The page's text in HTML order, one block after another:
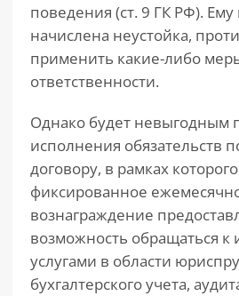
поведения (ст. 9 ГК РФ).
начислена неустойка,
применить какие-либо
ответственности.
Однако будет невыгодным
исполнения обязательств
договору, в рамках
фиксированное
вознаграждение
возможность обращаться к
услугами в области
бухгалтерского учета,